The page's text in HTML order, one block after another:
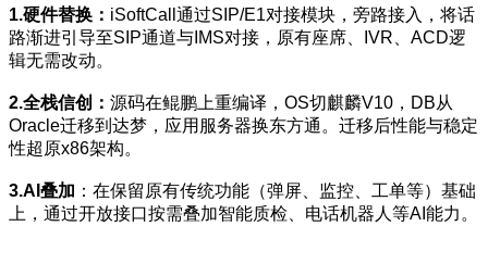
1.硬件替换： iSoftCall通过SIP/E1对接模块，旁路接入，将话
路渐进引导至SIP通道与IMS对接，原有座席、IVR、ACD逻
辑无需改动。
2.全栈信创： 源码在鲲鹏上重编译，OS切麒麟V10，DB从
Oracle迁移到达梦，应用服务器换东方通。迁移后性能与稳定
性超原x86架构。
3.AI叠加 ：在保留原有传统功能（弹屏、监控、工单等）基础
上，通过开放接口按需叠加智能质检、电话机器人等AI能力。